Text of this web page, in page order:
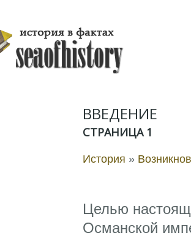
ВВЕДЕНИЕ
СТРАНИЦА 1
История »
Целью
Османской